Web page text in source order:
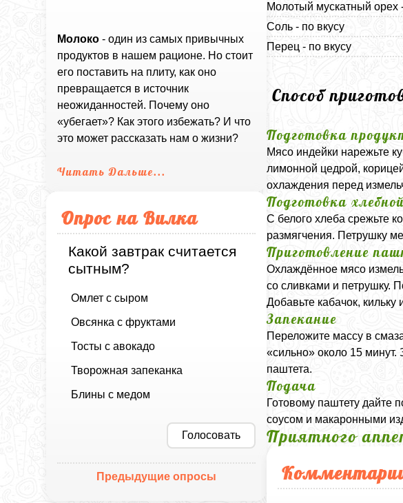
Молоко - один из самых привычных
продуктов в нашем рационе. Но стоит
его поставить на плиту, как оно
превращается в источник
неожиданностей. Почему оно
«убегает»? Как этого избежать? И что
это может рассказать нам о жизни?
Читать Дальше...
Опрос на Вилка
Какой завтрак считается
сытным?
Омлет с сыром
Овсянка с фруктами
Тосты с авокадо
Творожная запеканка
Блины с медом
Голосовать
Предыдущие опросы
Молотый мускатный орех
Соль - по вкусу
Перец - по вкусу
Способ
Подготовка
Мясо индейки нарежьте
лимонной цедрой,
охлаждения перед
Подготовка
С белого хлеба срежьте
размягчения. Петрушку
Приготовление
Охлаждённое мясо
со сливками и петрушку.
Добавьте кабачок,
Запекание
Переложите массу в
«сильно» около 15
паштета.
Подача
Готовому паштету дайте
соусом и макаронными
Приятного